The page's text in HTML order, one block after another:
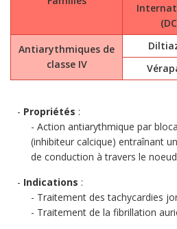
Antiarythmiques de
classe IV
Propriétés :
Action antiarythmique par
(inhibiteur calcique) entraînant
de conduction à travers le
Indications :
Traitement des tachycardies
Traitement de la fibrillation